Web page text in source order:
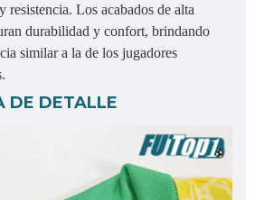
resistencia. Los acabados de alta
durabilidad y confort, brindando
similar a la de los jugadores
DE DETALLE